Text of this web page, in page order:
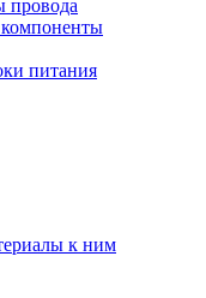
провода
питания
к ним